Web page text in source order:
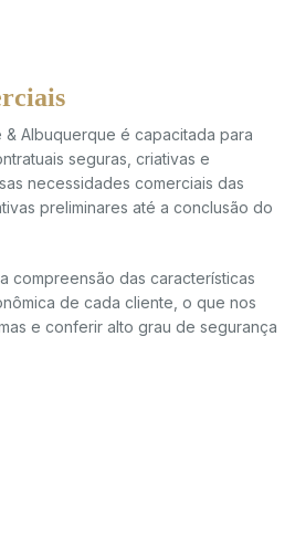
Albuquerque é capacitada para
seguras, criativas e
necessidades comerciais das
preliminares até a conclusão do
compreensão das características
de cada cliente, o que nos
e conferir alto grau de segurança